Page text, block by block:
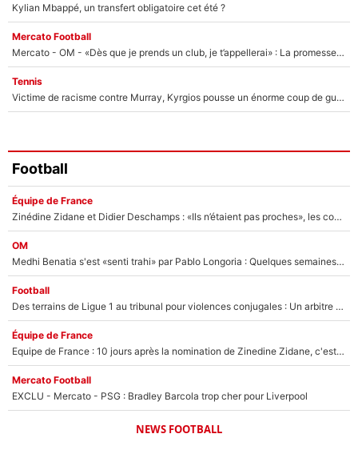
Kylian Mbappé, un transfert obligatoire cet été ?
Mercato Football
Mercato - OM - «Dès que je prends un club, je t’appellerai» : La promesse de Marcelino au moment de claquer la porte
Tennis
Victime de racisme contre Murray, Kyrgios pousse un énorme coup de gueule !
Football
Équipe de France
Zinédine Zidane et Didier Deschamps : «Ils n’étaient pas proches», les confidences d’un membre de l’équipe de France 1998 sur leur relation spéciale
OM
Medhi Benatia s'est «senti trahi» par Pablo Longoria : Quelques semaines après son départ, l'ancien directeur de football de l'OM règle ses comptes
Football
Des terrains de Ligue 1 au tribunal pour violences conjugales : Un arbitre français encourt une peine de 18 mois de prison !
Équipe de France
Equipe de France : 10 jours après la nomination de Zinedine Zidane, c'est au tour de son fils de prendre un nouveau départ !
Mercato Football
EXCLU - Mercato - PSG : Bradley Barcola trop cher pour Liverpool
NEWS FOOTBALL